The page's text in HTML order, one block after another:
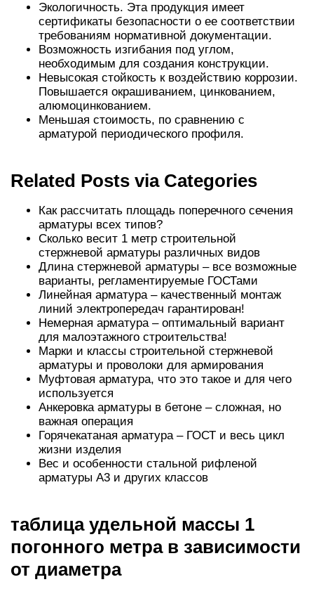
Экологичность. Эта продукция имеет
сертификаты безопасности о ее соответствии
требованиям нормативной документации.
Возможность изгибания под углом,
необходимым для создания конструкции.
Невысокая стойкость к воздействию коррозии.
Повышается окрашиванием, цинкованием,
алюмоцинкованием.
Меньшая стоимость, по сравнению с
арматурой периодического профиля.
Related Posts via Categories
Как рассчитать площадь поперечного сечения
арматуры всех типов?
Сколько весит 1 метр строительной
стержневой арматуры различных видов
Длина стержневой арматуры – все возможные
варианты, регламентируемые ГОСТами
Линейная арматура – качественный монтаж
линий электропередач гарантирован!
Немерная арматура – оптимальный вариант
для малоэтажного строительства!
Марки и классы строительной стержневой
арматуры и проволоки для армирования
Муфтовая арматура, что это такое и для чего
используется
Анкеровка арматуры в бетоне – сложная, но
важная операция
Горячекатаная арматура – ГОСТ и весь цикл
жизни изделия
Вес и особенности стальной рифленой
арматуры А3 и других классов
таблица удельной массы 1
погонного метра в зависимости
от диаметра